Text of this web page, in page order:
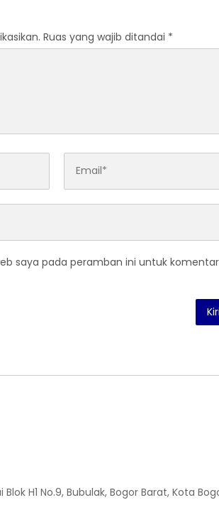
Ruas yang wajib ditandai *
saya pada peramban ini untuk
H1 No.9, Bubulak, Bogor Barat, Kota